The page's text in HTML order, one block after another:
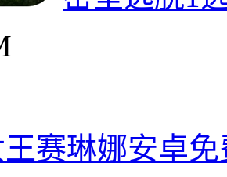
赛琳娜安卓